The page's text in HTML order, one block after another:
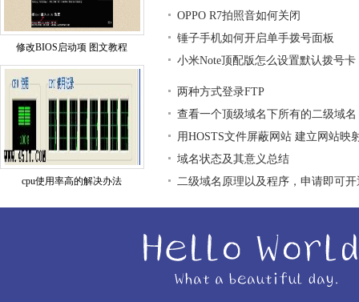
修改BIOS启动项 图文教程
cpu使用率高的解决办法
OPPO R7拍照音如何关闭
锤子手机如何开启单手拨号面板
小米Note顶配版怎么设置默认拨号卡
两种方式登录FTP
查看一个顶级域名下所有的二级域名
用HOSTS文件屏蔽网站 建立网站映
域名状态及其意义总结
二级域名原理以及程序，申请即可开